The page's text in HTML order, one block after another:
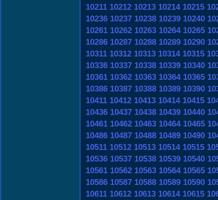
10211 10212 10213 10214 10215
10236 10237 10238 10239 10240
10261 10262 10263 10264 10265
10286 10287 10288 10289 10290
10311 10312 10313 10314 10315
10336 10337 10338 10339 10340
10361 10362 10363 10364 10365
10386 10387 10388 10389 10390
10411 10412 10413 10414 10415
10436 10437 10438 10439 10440
10461 10462 10463 10464 10465
10486 10487 10488 10489 10490
10511 10512 10513 10514 10515
10536 10537 10538 10539 10540
10561 10562 10563 10564 10565
10586 10587 10588 10589 10590
10611 10612 10613 10614 10615